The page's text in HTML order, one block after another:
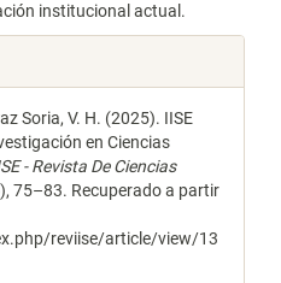
institucional actual.
Soria, V. H. (2025). IISE
en Ciencias
- Revista De Ciencias
75–83. Recuperado a partir
reviise/article/view/13